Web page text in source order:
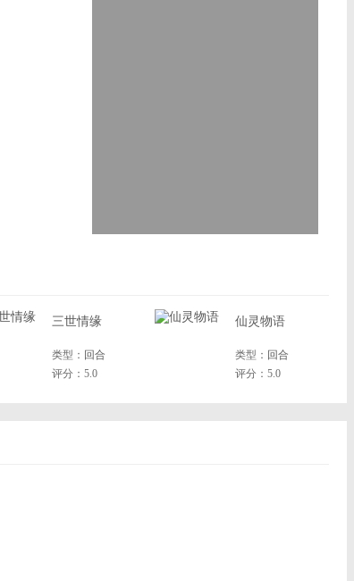
三世情缘
类型： 回合
评分：5.0
仙灵物语
类型： 回合
评分：5.0